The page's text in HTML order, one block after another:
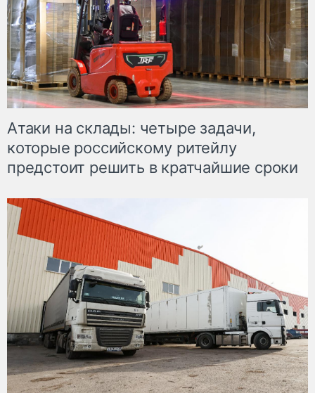
Атаки на склады: четыре задачи,
которые российскому ритейлу
предстоит решить в кратчайшие сроки